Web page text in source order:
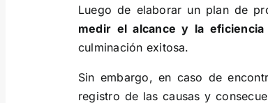
Luego de elaborar un plan de
medir el alcance y la eficiencia
culminación exitosa.
Sin embargo, en caso de
registro de las causas y